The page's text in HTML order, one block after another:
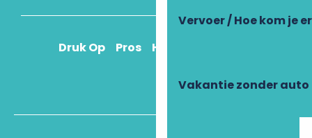
Vervoer / Hoe kom je
Vakantie zonder auto
Druk Op Pros Hoe kom ik daar?